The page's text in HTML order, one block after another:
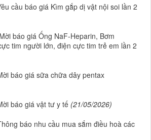
cầu báo giá Kìm gắp dị vật nội soi lần 2
báo giá Ống NaF-Heparin, Bơm
tim người lớn, điện cực tim trẻ em lần 2
báo giá sữa chữa dây pentax
báo giá vật tư y tế (21/05/2026)
báo nhu cầu mua sắm điều hoà các